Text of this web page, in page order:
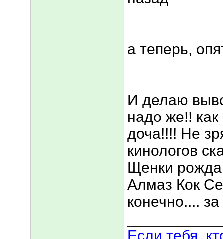
а теперь,
И делаю
надо же!! как
доча!!!! Не
кинологов
Щенки
Алмаз Кок
конечно....
Если тебя,